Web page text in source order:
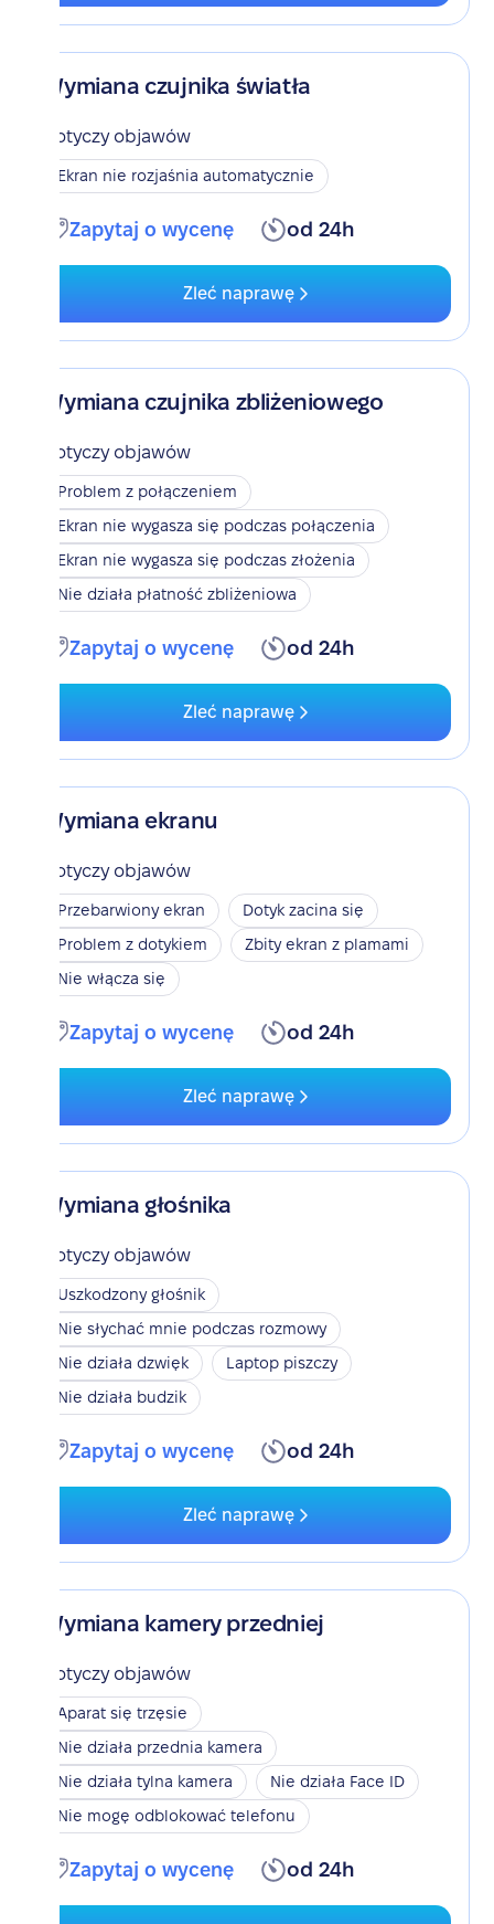
Wymiana czujnika światła
Dotyczy objawów
Ekran nie rozjaśnia automatycznie
Zapytaj o wycenę od 24h
Zleć naprawę
Wymiana czujnika zbliżeniowego
Dotyczy objawów
Problem z połączeniem
Ekran nie wygasza się podczas połączenia
Ekran nie wygasza się podczas złożenia
Nie działa płatność zbliżeniowa
Zapytaj o wycenę od 24h
Zleć naprawę
Wymiana ekranu
Dotyczy objawów
Przebarwiony ekran
Dotyk zacina się
Problem z dotykiem
Zbity ekran z plamami
Nie włącza się
Zapytaj o wycenę od 24h
Zleć naprawę
Wymiana głośnika
Dotyczy objawów
Uszkodzony głośnik
Nie słychać mnie podczas rozmowy
Nie działa dzwięk
Laptop piszczy
Nie działa budzik
Zapytaj o wycenę od 24h
Zleć naprawę
Wymiana kamery przedniej
Dotyczy objawów
Aparat się trzęsie
Nie działa przednia kamera
Nie działa tylna kamera
Nie działa Face ID
Nie mogę odblokować telefonu
Zapytaj o wycenę od 24h